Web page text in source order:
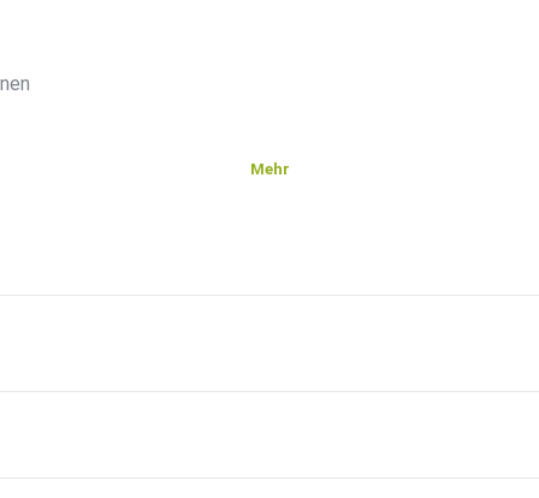
Mehr